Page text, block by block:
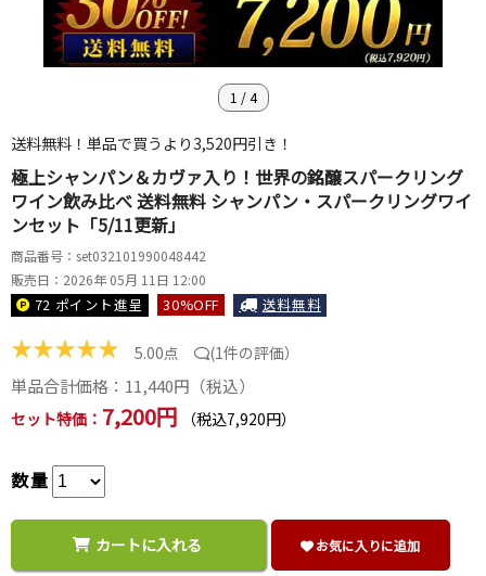
1 /4
送料無料！単品で買うより3,520円引き！
極上シャンパン＆カヴァ入り！世界の銘醸スパークリング
ワイン飲み比べ 送料無料 シャンパン・スパークリングワイ
ンセット「5/11更新」
商品番号：set032101990048442
販売日：2026年 05月 11日 12:00
72 ポイント進呈 30%OFF 送料無料
★★★★★ 5.00点 (1件の評価）
単品合計価格： 11,440円（税込）
セット特価： 7,200円 （税込7,920円）
数量
カートに入れる お気に入りに追加